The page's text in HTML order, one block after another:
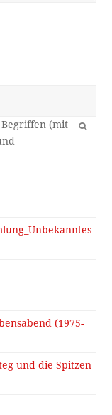
OK
(1975-
und die Spitzen